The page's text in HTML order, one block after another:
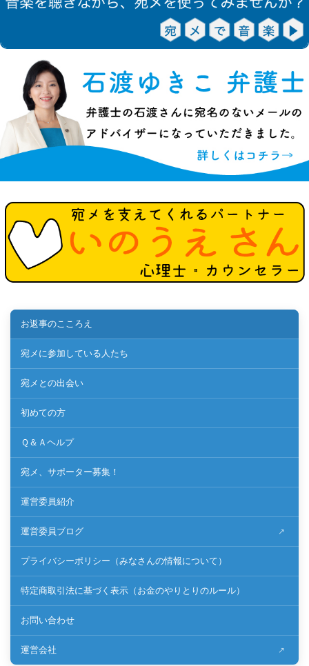
お返事のこころえ
宛メに参加している人たち
宛メとの出会い
初めての方
Ｑ＆Ａヘルプ
宛メ、サポーター募集！
運営委員紹介
運営委員ブログ
プライバシーポリシー（みなさんの情報について）
特定商取引法に基づく表示（お金のやりとりのルール）
お問い合わせ
運営会社